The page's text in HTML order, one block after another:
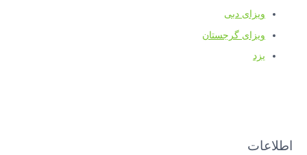
ویزای دبی
ویزای گرجستان
یزد
اطلاعات